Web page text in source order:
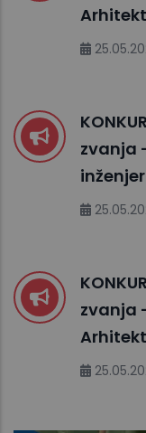
zvanja
zvanja